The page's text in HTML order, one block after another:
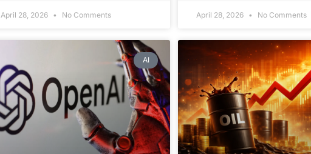
April 28, 2026 No Comments April 28, 2026 No Comments
AI